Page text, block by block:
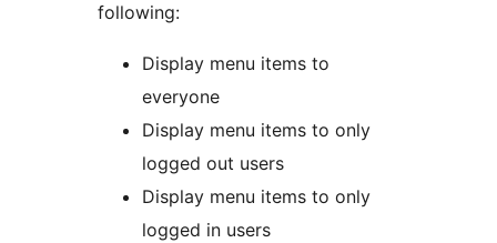
following:
Display menu items to
everyone
Display menu items to only
logged out users
Display menu items to only
logged in users